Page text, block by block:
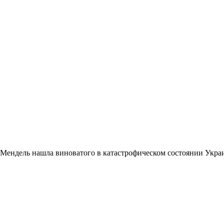
Мендель нашла виноватого в катастрофическом состоянии